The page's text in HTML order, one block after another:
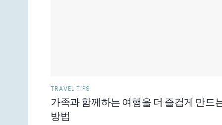
TRAVEL TIPS
가족과 함께하는 여행을 더 즐겁게 만드
방법